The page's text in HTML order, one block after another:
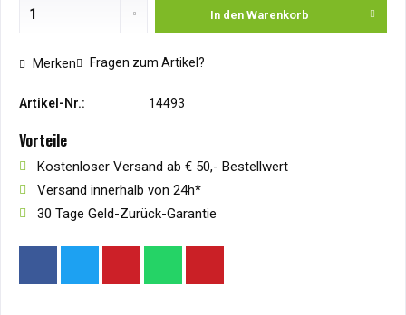
In den Warenkorb
Merken Fragen zum Artikel?
Artikel-Nr.: 14493
Vorteile
Kostenloser Versand ab € 50,- Bestellwert
Versand innerhalb von 24h*
30 Tage Geld-Zurück-Garantie